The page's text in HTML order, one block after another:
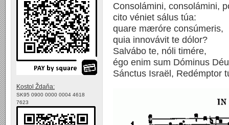
Consolámini, consolámini,
cito véniet sálus túa:
quare mæróre consúmeris,
quia innovávit te dólor?
Salvábo te, nóli timére,
égo enim sum Dóminus
Sánctus Israël, Redémptor
Kostol Ždaňa:
SK95 0900 0000 0004 4618
7623